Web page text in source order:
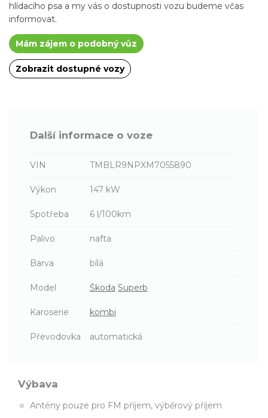
hlídacího psa a my vás o dostupnosti vozu budeme včas
informovat.
Mám zájem o podobný vůz
Zobrazit dostupné vozy
Další informace o voze
VIN TMBLR9NPXM7055890
Výkon 147 kW
Spotřeba 6 l/100km
Palivo nafta
Barva bílá
Model Škoda Superb
Karoserie kombi
Převodovka automatická
Výbava
Antény pouze pro FM příjem, výběrový příjem